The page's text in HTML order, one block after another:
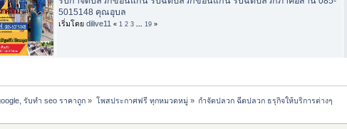
5015148 คุณอุบล
เริ่มโดย dilive11 « 1 2 3 19 »
รับทำ seo ราคาถูก » โพสประกาศฟรี ทุกหมวดหมู่» กำจัดปลวก ฉีดปลวก ธรุกิจให้บริการต่างๆ